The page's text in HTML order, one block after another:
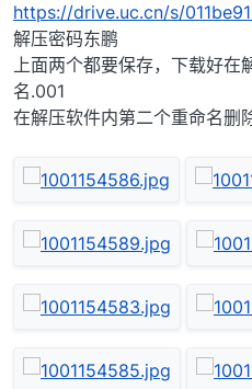
https://drive.uc.cn/s/
解压密码东鹏
上面两个都要保存，下载好在
名.001
在解压软件内第二个重命名删